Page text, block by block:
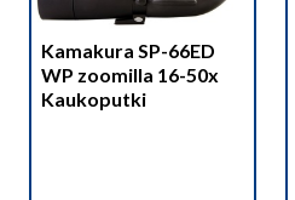
Kamakura SP-66ED
WP zoomilla 16-50x
Kaukoputki